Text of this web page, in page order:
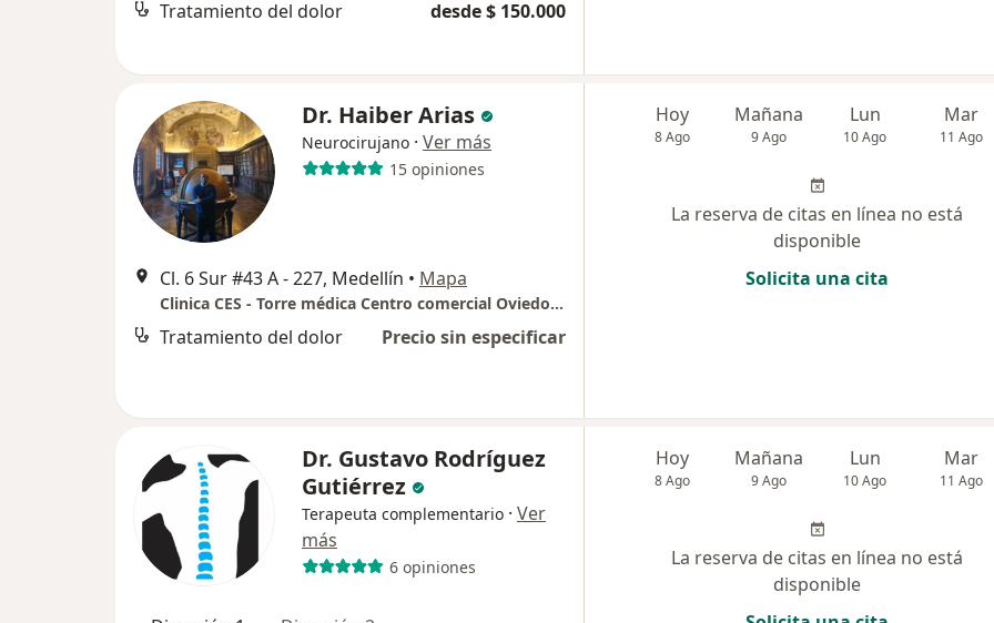
Tratamiento del dolor desde $ 150.000
Dr. Haiber Arias
Neurocirujano · Ver más
15 opiniones
Cl. 6 Sur #43 A - 227, Medellín • Mapa
Clinica CES - Torre médica Centro comercial Oviedo, piso 4
Tratamiento del dolor Precio sin especificar
Hoy
8 Ago
Mañana
9 Ago
Lun
10 Ago
Mar
11 Ago
La reserva de citas en línea no está
disponible
Solicita una cita
Dr. Gustavo Rodríguez
Gutiérrez
Terapeuta complementario · Ver
más
6 opiniones
Hoy
8 Ago
Mañana
9 Ago
Lun
10 Ago
Mar
11 Ago
La reserva de citas en línea no está
disponible